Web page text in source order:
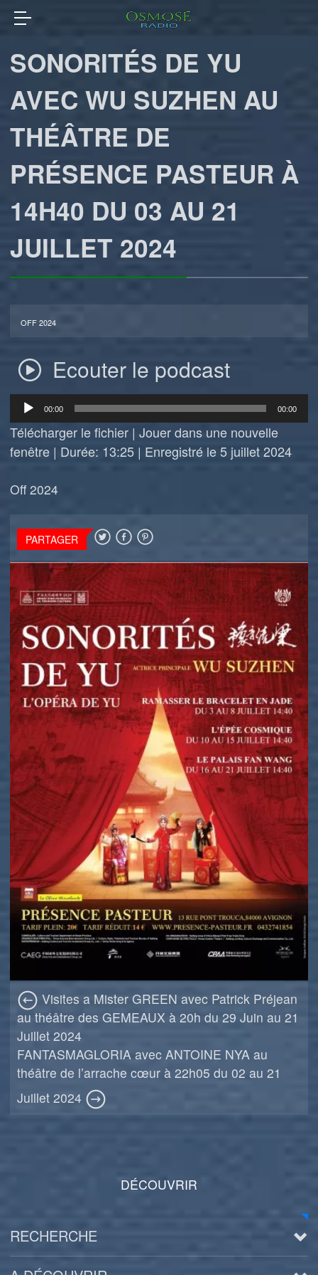
SONORITÉS DE YU
AVEC WU SUZHEN AU
THÉÂTRE DE
PRÉSENCE PASTEUR À
14H40 DU 03 AU 21
JUILLET 2024
OFF 2024
Ecouter le podcast
Lecteur
audio
00:00 00:00
Télécharger le fichier |Jouer dans une nouvelle
fenêtre | Durée: 13:25 | Enregistré le 5 juillet 2024
Off 2024
PARTAGER
Visites a Mister GREEN avec Patrick Préjean
au théâtre des GEMEAUX à 20h du 29 Juin au 21
Juillet 2024
FANTASMAGLORIA avec ANTOINE NYA au
théâtre de l’arrache cœur à 22h05 du 02 au 21
Juillet 2024
DÉCOUVRIR
RECHERCHE